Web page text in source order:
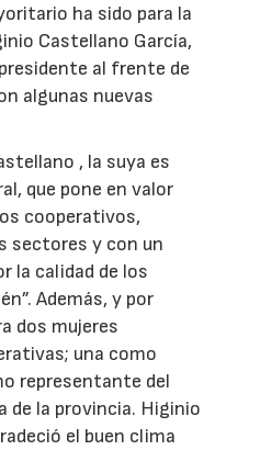
ha sido para la
Castellano García,
al frente de
algunas nuevas
, la suya es
que pone en valor
cooperativos,
sectores y con un
la calidad de los
Además, y por
dos mujeres
una como
representante del
la provincia. Higinio
el buen clima